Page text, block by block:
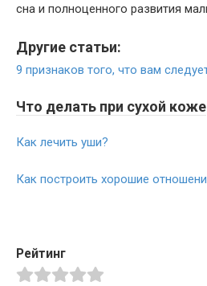
сна и полноценного развития
Другие статьи:
9 признаков того, что вам
Что делать при сухой коже
Как лечить уши?
Как построить хорошие
Рейтинг